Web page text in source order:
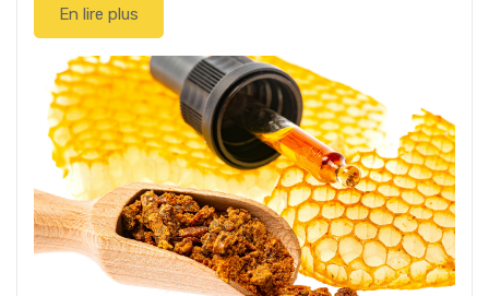
En lire plus